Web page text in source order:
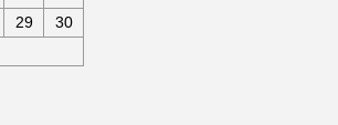
29
30